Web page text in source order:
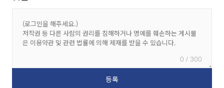
0 / 300